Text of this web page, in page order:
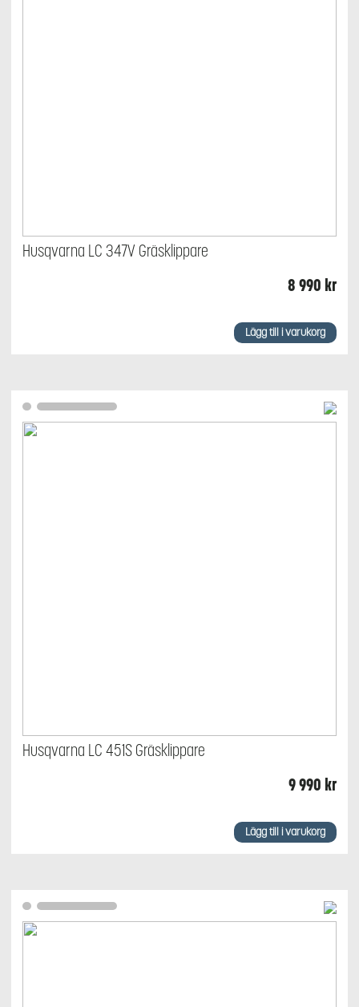
Husqvarna LC 347V Gräsklippare
8 990 kr
Lägg till i varukorg
Husqvarna LC 451S Gräsklippare
9 990 kr
Lägg till i varukorg